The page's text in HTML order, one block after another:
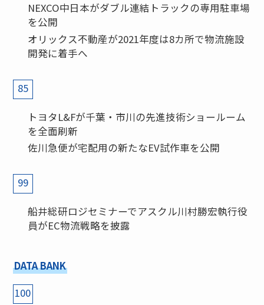
NEXCO中日本がダブル連結トラックの専用駐車場
を公開
オリックス不動産が2021年度は8カ所で物流施設
開発に着手へ
85
トヨタL&Fが千葉・市川の先進技術ショールーム
を全面刷新
佐川急便が宅配用の新たなEV試作車を公開
99
船井総研ロジセミナーでアスクル川村勝宏執行役
員がEC物流戦略を披露
DATA BANK
100